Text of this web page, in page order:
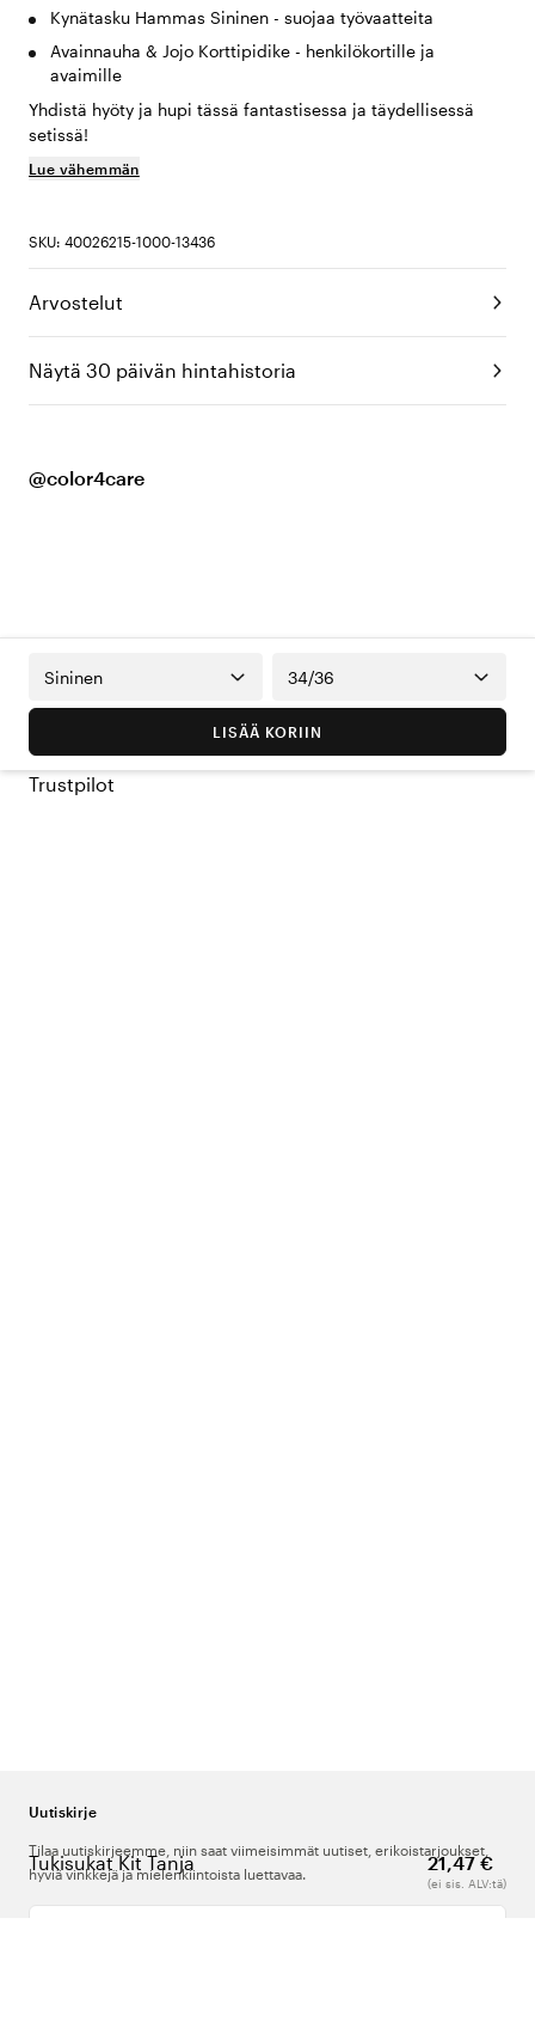
Kynätasku Hammas Sininen - suojaa työvaatteita
Avainnauha & Jojo Korttipidike - henkilökortille ja
avaimille
Yhdistä hyöty ja hupi tässä fantastisessa ja täydellisessä
setissä!
Lue vähemmän
SKU: 40026215-1000-13436
Arvostelut
Näytä 30 päivän hintahistoria
@color4care
Tukisukat Kit Tanja 21,47 €
(ei sis. ALV:tä)
Sininen 34/36
LISÄÄ KORIIN
Trustpilot
Uutiskirje
Tilaa uutiskirjeemme, niin saat viimeisimmät uutiset, erikoistarjoukset,
hyviä vinkkejä ja mielenkiintoista luettavaa.
Kirjoita sähköpostiosoitteesi